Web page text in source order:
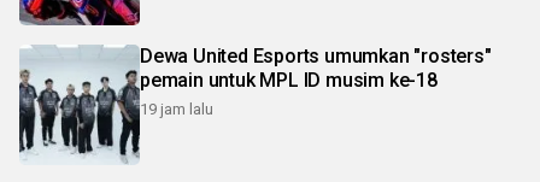
Dewa United Esports umumkan "rosters"
pemain untuk MPL ID musim ke-18
19 jam lalu